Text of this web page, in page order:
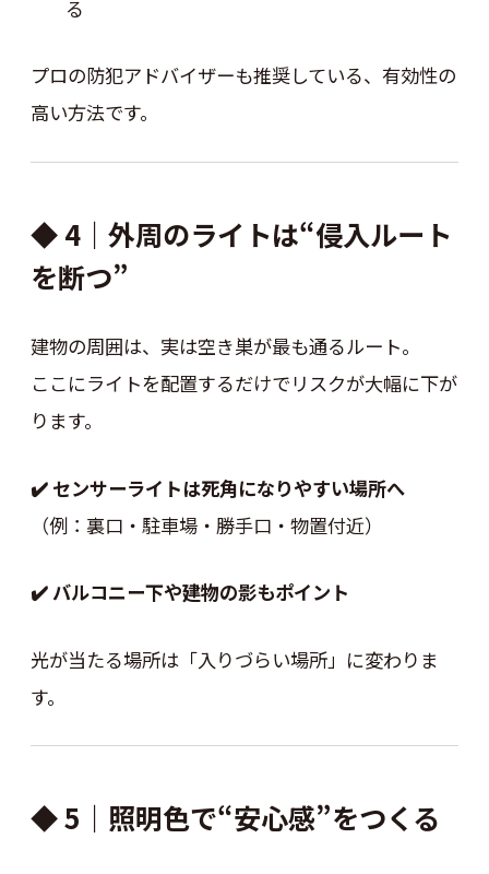
る
プロの防犯アドバイザーも推奨している、有効性の
高い方法です。
◆ 4｜外周のライトは“侵入ルート
を断つ”
建物の周囲は、実は空き巣が最も通るルート。
ここにライトを配置するだけでリスクが大幅に下が
ります。
✔️ センサーライトは死角になりやすい場所へ
（例：裏口・駐車場・勝手口・物置付近）
✔️ バルコニー下や建物の影もポイント
光が当たる場所は「入りづらい場所」に変わりま
す。
◆ 5｜照明色で“安心感”をつくる